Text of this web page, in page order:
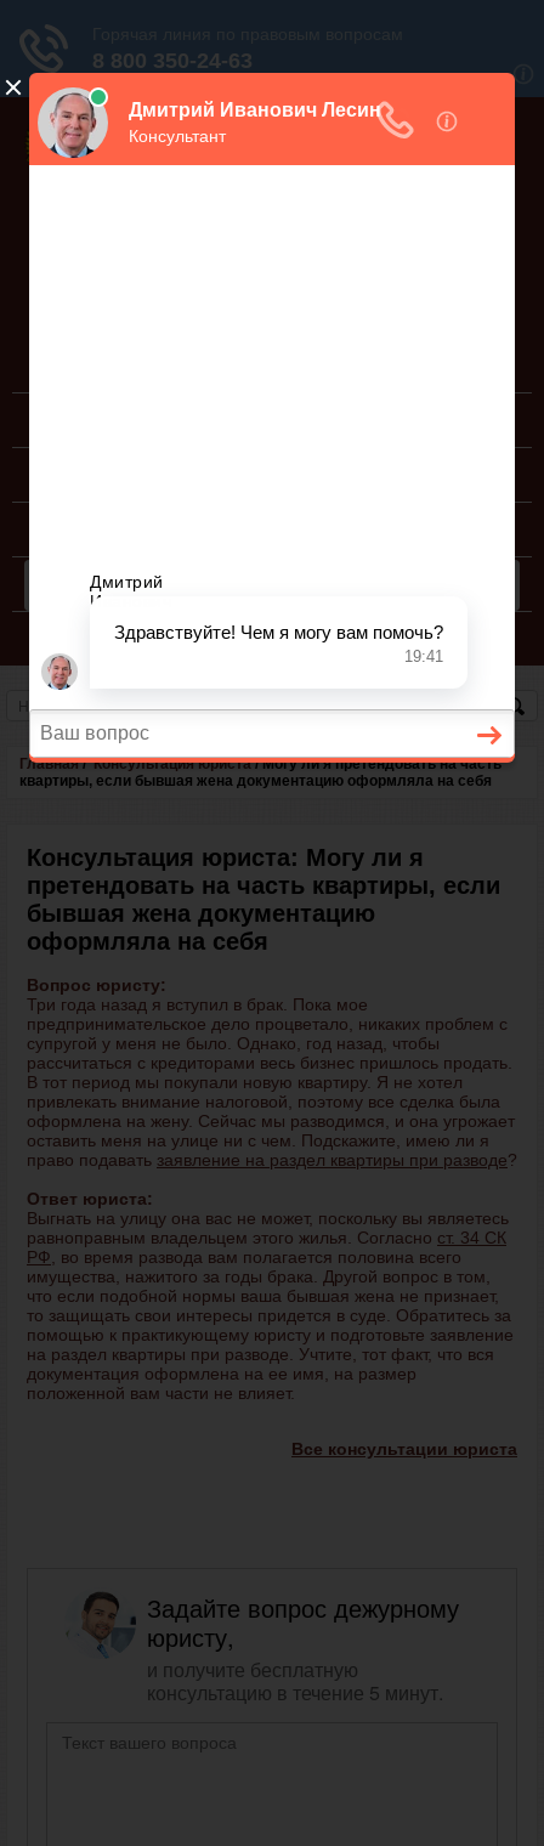
СЕМЕЙНЫЙ КОДЕКС РФ
Главная / Консультация юриста / Могу ли я претендовать на часть
квартиры, если бывшая жена документацию оформляла на себя
Консультация юриста: Могу ли я
претендовать на часть квартиры, если
бывшая жена документацию
оформляла на себя
Вопрос юристу:
Три года назад я вступил в брак. Пока мое
предпринимательское дело процветало, никаких проблем с
супругой у меня не было. Однако, год назад, чтобы
рассчитаться с кредиторами весь бизнес пришлось продать.
В тот период мы покупали новую квартиру. Я не хотел
привлекать внимание налоговой, поэтому все сделка была
оформлена на жену. Сейчас мы разводимся, и она угрожает
оставить меня на улице ни с чем. Подскажите, имею ли я
право подавать заявление на раздел квартиры при разводе?
Ответ юриста:
Выгнать на улицу она вас не может, поскольку вы являетесь
равноправным владельцем этого жилья. Согласно ст. 34 СК
РФ, во время развода вам полагается половина всего
имущества, нажитого за годы брака. Другой вопрос в том,
что если подобной нормы ваша бывшая жена не признает,
то защищать свои интересы придется в суде. Обратитесь за
помощью к практикующему юристу и подготовьте заявление
на раздел квартиры при разводе. Учтите, тот факт, что вся
документация оформлена на ее имя, на размер
положенной вам части не влияет.
Все консультации юриста
Задайте вопрос дежурному
юристу,
и получите бесплатную
консультацию в течение 5 минут.